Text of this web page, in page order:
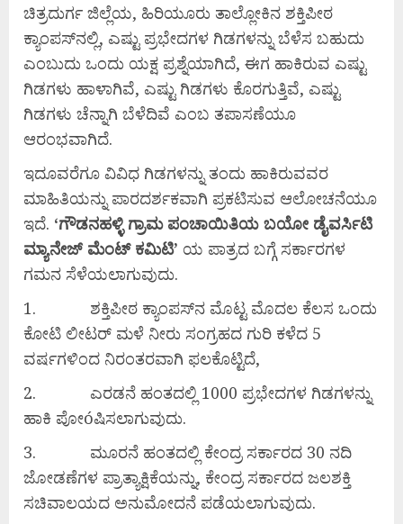
ಚಿತ್ರದುರ್ಗ ಜಿಲ್ಲೆಯ, ಹಿರಿಯೂರು ತಾಲ್ಲೋಕಿನ ಶಕ್ತಿಪೀಠ
ಕ್ಯಾಂಪಸ್‍ನಲ್ಲಿ, ಎಷ್ಟು ಪ್ರಭೇದಗಳ ಗಿಡಗಳನ್ನು ಬೆಳೆಸ ಬಹುದು
ಎಂಬುದು ಒಂದು ಯಕ್ಷ ಪ್ರಶ್ನೆಯಾಗಿದೆ, ಈಗ ಹಾಕಿರುವ ಎಷ್ಟು
ಗಿಡಗಳು ಹಾಳಾಗಿವೆ, ಎಷ್ಟು ಗಿಡಗಳು ಕೊರಗುತ್ತಿವೆ, ಎಷ್ಟು
ಗಿಡಗಳು ಚೆನ್ನಾಗಿ ಬೆಳೆದಿವೆ ಎಂಬ ತಪಾಸಣೆಯೂ
ಆರಂಭವಾಗಿದೆ.
ಇದೂವರೆಗೂ ವಿವಿಧ ಗಿಡಗಳನ್ನು ತಂದು ಹಾಕಿರುವವರ
ಮಾಹಿತಿಯನ್ನು ಪಾರದರ್ಶಕವಾಗಿ ಪ್ರಕಟಿಸುವ ಆಲೋಚನೆಯೂ
ಇದೆ. ‘ಗೌಡನಹಳ್ಳಿ ಗ್ರಾಮ ಪಂಚಾಯಿತಿಯ ಬಯೋ ಡೈವರ್ಸಿಟಿ
ಮ್ಯಾನೇಜ್ ಮೆಂಟ್ ಕಮಿಟಿ’ ಯ ಪಾತ್ರದ ಬಗ್ಗೆ ಸರ್ಕಾರಗಳ
ಗಮನ ಸೆಳೆಯಲಾಗುವುದು.
1. ಶಕ್ತಿಪೀಠ ಕ್ಯಾಂಪಸ್‍ನ ಮೊಟ್ಟ ಮೊದಲ ಕೆಲಸ ಒಂದು
ಕೋಟಿ ಲೀಟರ್ ಮಳೆ ನೀರು ಸಂಗ್ರಹದ ಗುರಿ ಕಳೆದ 5
ವರ್ಷಗಳಿಂದ ನಿರಂತರವಾಗಿ ಫಲಕೊಟ್ಟಿದೆ,
2. ಎರಡನೆ ಹಂತದಲ್ಲಿ 1000 ಪ್ರಭೇದಗಳ ಗಿಡಗಳನ್ನು
ಹಾಕಿ ಪೋóಷಿಸಲಾಗುವುದು.
3. ಮೂರನೆ ಹಂತದಲ್ಲಿ ಕೇಂದ್ರ ಸರ್ಕಾರದ 30 ನದಿ
ಜೋಡಣೆಗಳ ಪ್ರಾತ್ಯಾಕ್ಷಿಕೆಯನ್ನು, ಕೇಂದ್ರ ಸರ್ಕಾರದ ಜಲಶಕ್ತಿ
ಸಚಿವಾಲಯದ ಅನುಮೋದನೆ ಪಡೆಯಲಾಗುವುದು.